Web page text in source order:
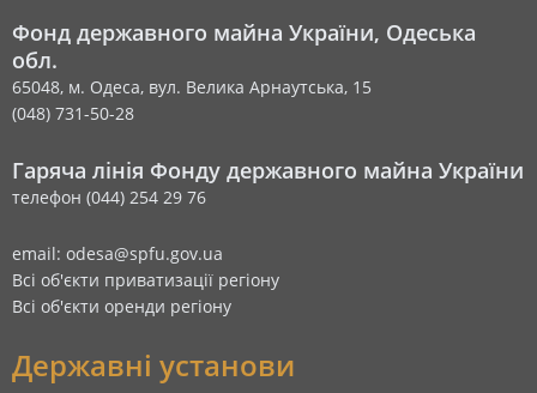
Фонд державного майна України, Одеська
обл.
65048, м. Одеса, вул. Велика Арнаутська, 15
(048) 731-50-28
Гаряча лінія Фонду державного майна України
телефон (044) 254 29 76
email: odesa@spfu.gov.ua
Всі об'єкти приватизації регіону
Всі об'єкти оренди регіону
Державні установи